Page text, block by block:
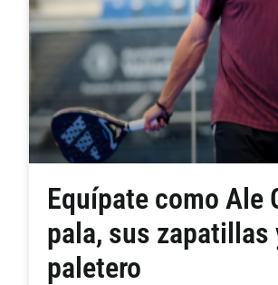
Equípate como Ale
pala, sus zapatillas
paletero